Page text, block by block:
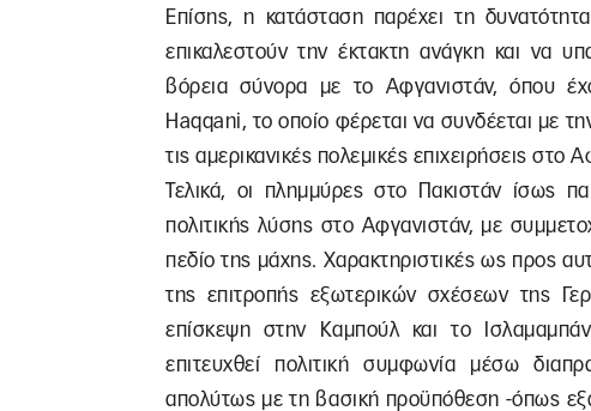
Επίσης, η κατάσταση παρέχει τη
επικαλεστούν την έκτακτη ανάγκη και να
βόρεια σύνορα με το Αφγανιστάν, όπου
Haqqani, το οποίο φέρεται να συνδέεται με
τις αμερικανικές πολεμικές επιχειρήσεις στο
Τελικά, οι πλημμύρες στο Πακιστάν ίσως
πολιτικής λύσης στο Αφγανιστάν, με
πεδίο της μάχης. Χαρακτηριστικές ως προς
της επιτροπής εξωτερικών σχέσεων της
επίσκεψη στην Καμπούλ και το
επιτευχθεί πολιτική συμφωνία μέσω
απολύτως με τη βασική προϋπόθεση -όπως